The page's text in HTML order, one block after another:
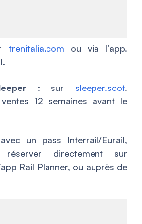
trenitalia.com ou via l’app.
: sur sleeper.scot.
12 semaines avant le
un pass Interrail/Eurail,
directement sur
Rail Planner, ou auprès de